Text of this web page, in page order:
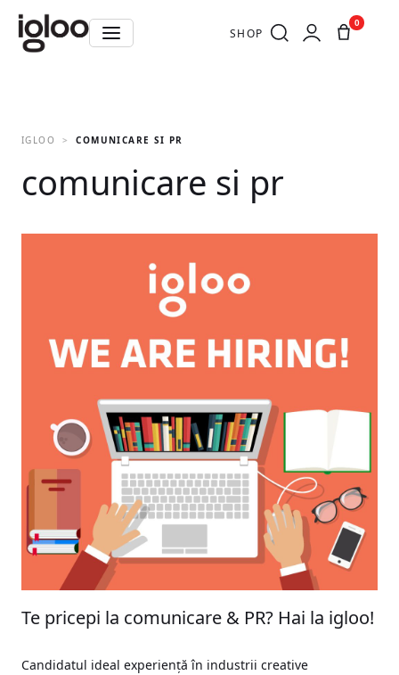
SHOP
0
IGLOO COMUNICARE SI PR
comunicare si pr
Te pricepi la comunicare & PR? Hai la igloo!
Candidatul ideal experiență în industrii creative